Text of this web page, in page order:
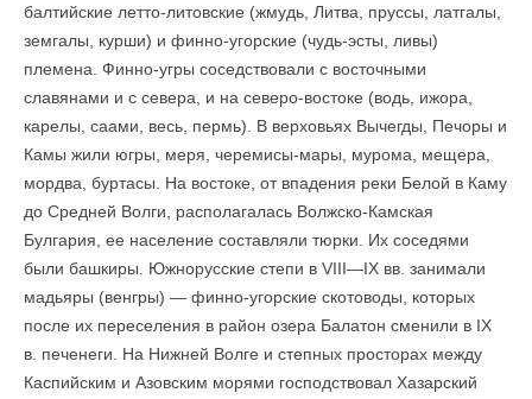
балтийские летто-литовские (жмудь, Литва, пруссы, латгалы,
земгалы, курши) и финно-угорские (чудь-эсты, ливы)
племена. Финно-угры соседствовали с восточными
славянами и с севера, и на северо-востоке (водь, ижора,
карелы, саами, весь, пермь). В верховьях Вычегды, Печоры и
Камы жили югры, меря, черемисы-мары, мурома, мещера,
мордва, буртасы. На востоке, от впадения реки Белой в Каму
до Средней Волги, располагалась Волжско-Камская
Булгария, ее население составляли тюрки. Их соседями
были башкиры. Южнорусские степи в VIII—IX вв. занимали
мадьяры (венгры) — финно-угорские скотоводы, которых
после их переселения в район озера Балатон сменили в IX
в. печенеги. На Нижней Волге и степных просторах между
Каспийским и Азовским морями господствовал Хазарский